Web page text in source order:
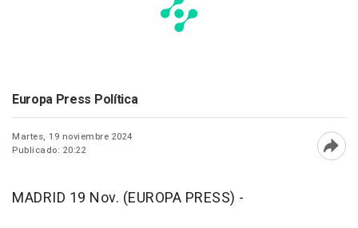
Europa Press Política
Martes, 19 noviembre 2024
Publicado: 20:22
MADRID 19 Nov. (EUROPA PRESS) -